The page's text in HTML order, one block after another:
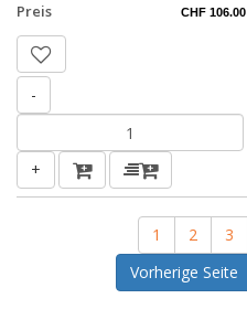
Preis
CHF 106.00
-
+
1 2 3
Vorherige Seite